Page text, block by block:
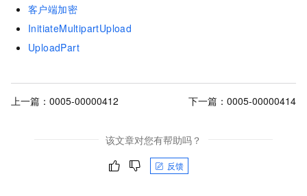
客户端加密
InitiateMultipartUpload
UploadPart
上一篇： 0005-00000412 下一篇： 0005-00000414
该文章对您有帮助吗？
反馈